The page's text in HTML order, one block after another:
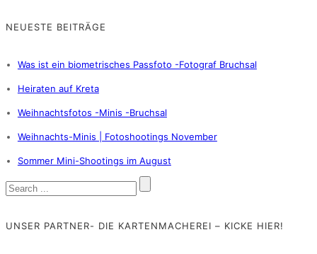
NEUESTE BEITRÄGE
Was ist ein biometrisches Passfoto -Fotograf Bruchsal
Heiraten auf Kreta
Weihnachtsfotos -Minis -Bruchsal
Weihnachts-Minis | Fotoshootings November
Sommer Mini-Shootings im August
UNSER PARTNER- DIE KARTENMACHEREI – KICKE HIER!